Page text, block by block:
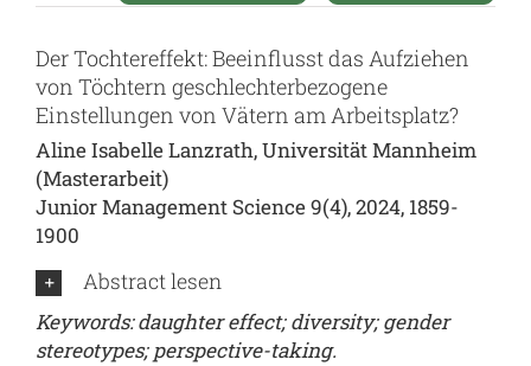
Der Tochtereffekt: Beeinflusst das Aufziehen
von Töchtern geschlechterbezogene
Einstellungen von Vätern am Arbeitsplatz?
Aline Isabelle Lanzrath, Universität Mannheim
(Masterarbeit)
Junior Management Science 9(4), 2024, 1859-
1900
Abstract lesen
Keywords: daughter effect; diversity; gender
stereotypes; perspective-taking.